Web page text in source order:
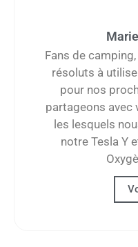
Fans de
résoluts à
pour nos
partageons avec
les lesquels
notre Tesla Y